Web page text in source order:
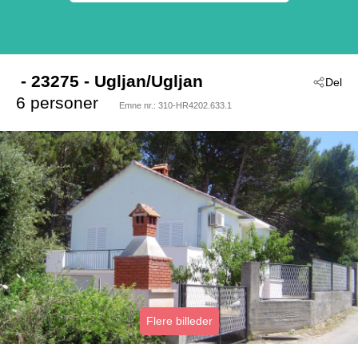
Del
- 23275 - Ugljan/Ugljan
6 personer
Emne nr.: 310-HR4202.633.1
Flere billeder